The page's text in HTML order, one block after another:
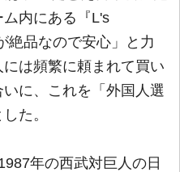
内にある『L's
絶品なので安心」と力
は頻繁に頼まれて買い
に、これを「外国人選
た。
年の西武対巨人の日